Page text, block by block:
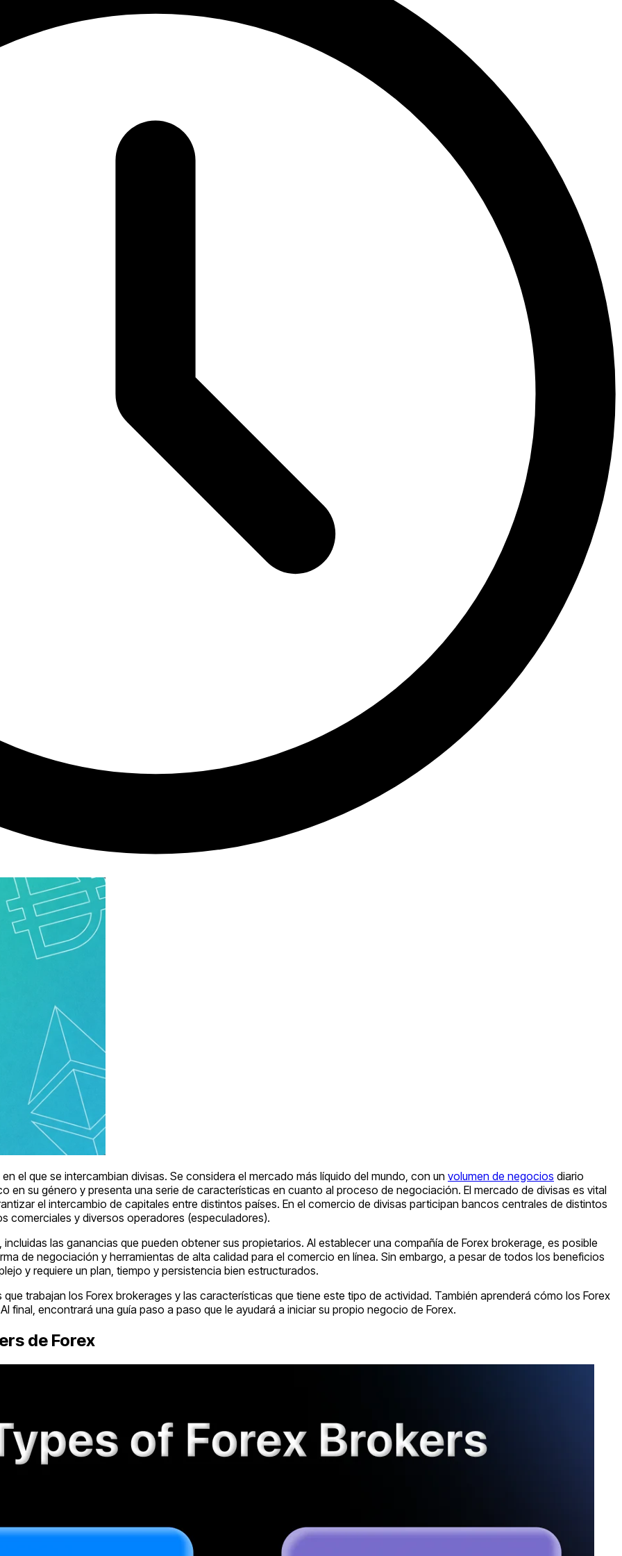
el que se intercambian divisas. Se considera el mercado más líquido del mundo, con un volumen de negocios diario
en su género y presenta una serie de características en cuanto al proceso de negociación. El mercado de divisas es vital
el intercambio de capitales entre distintos países. En el comercio de divisas participan bancos centrales de distintos
comerciales y diversos operadores (especuladores).
las ganancias que pueden obtener sus propietarios. Al establecer una compañía de Forex brokerage, es posible
de negociación y herramientas de alta calidad para el comercio en línea. Sin embargo, a pesar de todos los beneficios
y requiere un plan, tiempo y persistencia bien estructurados.
trabajan los Forex brokerages y las características que tiene este tipo de actividad. También aprenderá cómo los Forex
final, encontrará una guía paso a paso que le ayudará a iniciar su propio negocio de Forex.
de Forex